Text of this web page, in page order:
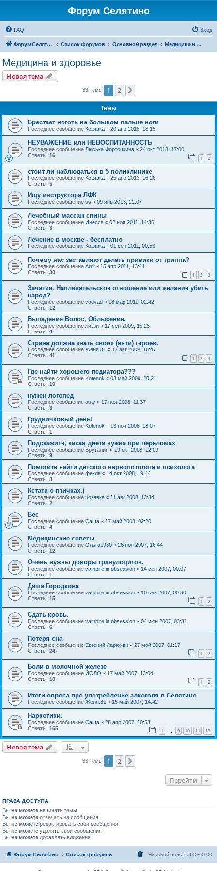
Форум Селятино
FAQ Вход
Форум Селятино Список форумов Основной раздел Медицина и здоровье
Медицина и здоровье
Новая тема
33 темы 1 2
Темы
Врастает ноготь на большом пальце ноги
Последнее сообщение Козявка « 20 апр 2018, 18:15
НЕУВАЖЕНИЕ или НЕВОСПИТАННОСТЬ
Последнее сообщение Люська Форточкина « 24 окт 2013, 17:00
Ответы: 16 1 2
стоит ли наблюдаться в 5 поликлинике
Последнее сообщение Козявка « 25 апр 2013, 16:26
Ответы: 5
Ищу инструктора ЛФК
Последнее сообщение ss « 09 янв 2013, 22:07
Лечебный массаж спины
Последнее сообщение Инесса « 02 ноя 2011, 14:36
Ответы: 3
Лечение в москве - бесплатно
Последнее сообщение Козявка « 01 сен 2011, 00:53
Почему нас заставляют делать привики от гриппа?
Последнее сообщение Arni « 15 апр 2011, 13:41
Ответы: 30 1 2 3
Зачатие. Наплевательское отношение или желание убить
народ?
Последнее сообщение vadvad « 18 мар 2011, 02:42
Ответы: 12
Выпадение Волос, Облысение.
Последнее сообщение лиззи « 17 сен 2009, 15:25
Ответы: 4
Страна должна знать своих (анти) героев.
Последнее сообщение Женя.81 « 17 авг 2009, 16:47
Ответы: 41 1 2 3
Где найти хорошего педиатора???
Последнее сообщение Kotenok « 03 май 2009, 20:21
Ответы: 10
нужен логопед
Последнее сообщение asty « 17 ноя 2008, 11:37
Ответы: 3
Грудничковый день!
Последнее сообщение Kotenok « 13 ноя 2008, 18:07
Ответы: 1
Подскажите, какая диета нужна при переломах
Последнее сообщение Бруталин « 19 окт 2008, 12:09
Ответы: 9
Помогите найти детского нервопотолога и психолога
Последнее сообщение фекла « 14 окт 2008, 19:44
Ответы: 3
Кстати о птичках.)
Последнее сообщение Козявка « 11 авг 2008, 13:34
Ответы: 2
Вес
Последнее сообщение Саша « 17 май 2008, 02:20
Ответы: 4
Медицинские советы
Последнее сообщение Ольга1980 « 26 ноя 2007, 16:44
Ответы: 12
Очень нужны доноры гранулоцитов.
Последнее сообщение vampire in obsession « 14 сен 2007, 00:07
Ответы: 1
Даша Городкова
Последнее сообщение vampire in obsession « 10 сен 2007, 00:30
Ответы: 15 1 2
Сдать кровь.
Последнее сообщение vampire in obsession « 04 июн 2007, 03:31
Ответы: 6
Потеря сна
Последнее сообщение Евгений Ларюхин « 27 май 2007, 01:17
Ответы: 24 1 2
Боли в молочной железе
Последнее сообщение ЙОЛО « 17 май 2007, 13:04
Ответы: 18 1 2
Итоги опроса про употребление алкоголя в Селятино
Последнее сообщение Женя.81 « 15 май 2007, 14:42
Наркотики.
Последнее сообщение Саша « 28 апр 2007, 10:53
Ответы: 165 1 9 10 11 12
Новая тема
33 темы 1 2
Перейти
ПРАВА ДОСТУПА
Вы не можете начинать темы
Вы не можете отвечать на сообщения
Вы не можете редактировать свои сообщения
Вы не можете удалять свои сообщения
Вы не можете добавлять вложения
Форум Селятино Список форумов Часовой пояс: UTC+03:00